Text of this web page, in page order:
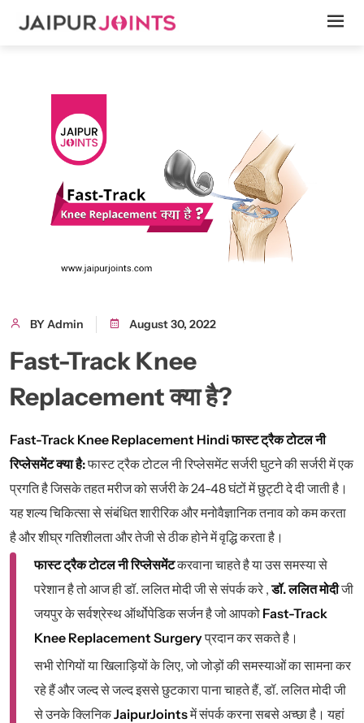
BY Admin August 30, 2022
Fast-Track Knee
Replacement क्या है?
Fast-Track Knee Replacement Hindi फास्ट ट्रैक टोटल नी
रिप्लेसमेंट क्या है:फास्ट ट्रैक टोटल नी रिप्लेसमेंट सर्जरी घुटने की सर्जरी में एक
प्रगति है जिसके तहत मरीज को सर्जरी के 24-48 घंटों में छुट्टी दे दी जाती है।
यह शल्य चिकित्सा से संबंधित शारीरिक और मनोवैज्ञानिक तनाव को कम करता
है और शीघ्र गतिशीलता और तेजी से ठीक होने में वृद्धि करता है।
फास्ट ट्रैक टोटल नी रिप्लेसमेंटकरवाना चाहते है या उस समस्या से
परेशान है तो आज ही डॉ. ललित मोदी जी से संपर्क करे ,डॉ. ललित मोदीजी
जयपुर के सर्वश्रेस्थ ऑर्थोपेडिक सर्जन है जो आपको Fast-Track
Knee Replacement Surgeryप्रदान कर सकते है।
सभी रोगियों या खिलाड़ियों के लिए, जो जोड़ों की समस्याओं का सामना कर
रहे हैं और जल्द से जल्द इससे छुटकारा पाना चाहते हैं, डॉ. ललित मोदी जी
से उनके क्लिनिकJaipurJointsमें संपर्क करना सबसे अच्छा है। यहां